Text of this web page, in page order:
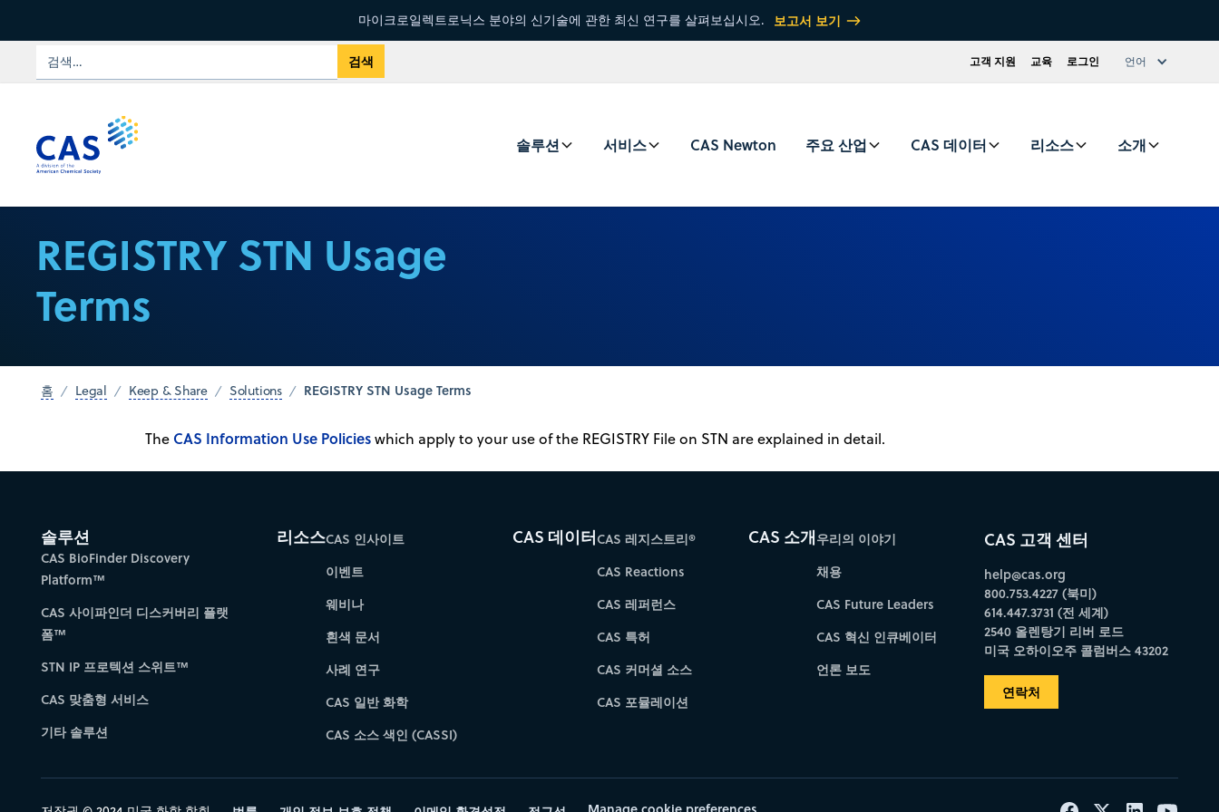
마이크로일렉트로닉스 분야의 신기술에 관한 최신 연구를 살펴보십시오. 보고서 보기
고객 지원 교육 로그인 언어
솔루션 서비스 CAS Newton 주요 산업 CAS 데이터 리소스 소개
REGISTRY STN Usage
Terms
홈 Legal Keep & Share Solutions REGISTRY STN Usage Terms
The CAS Information Use Policieswhich apply to your use of the REGISTRY File on STN are explained in detail.
솔루션
CAS BioFinder Discovery
Platform™
CAS 사이파인더 디스커버리 플랫
폼™
STN IP 프로텍션 스위트™
CAS 맞춤형 서비스
기타 솔루션
리소스CAS 인사이트
이벤트
웨비나
흰색 문서
사례 연구
CAS 일반 화학
CAS 소스 색인 (CASSI)
CAS 데이터CAS 레지스트리®
CAS Reactions
CAS 레퍼런스
CAS 특허
CAS 커머셜 소스
CAS 포뮬레이션
CAS 소개우리의 이야기
채용
CAS Future Leaders
CAS 혁신 인큐베이터
언론 보도
CAS 고객 센터
help@cas.org
800.753.4227 (북미)
614.447.3731 (전 세계)
2540 올렌탕기 리버 로드
미국 오하이오주 콜럼버스 43202
연락처